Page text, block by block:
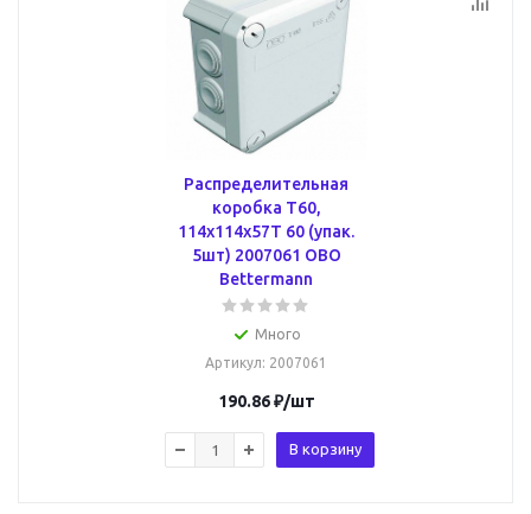
Распределительная
коробка T60,
114x114x57T 60 (упак.
5шт) 2007061 OBO
Bettermann
Много
Артикул: 2007061
190.86₽/шт
В корзину